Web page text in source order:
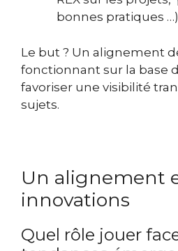
bonnes pratiques …)
Le but ? Un alignement
fonctionnant sur la base
favoriser une visibilité
sujets.
Un alignement
innovations
Quel rôle jouer